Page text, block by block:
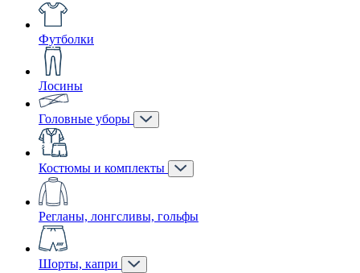
Футболки
Лосины
Головные уборы
Костюмы и комплекты
Регланы, лонгсливы, гольфы
Шорты, капри